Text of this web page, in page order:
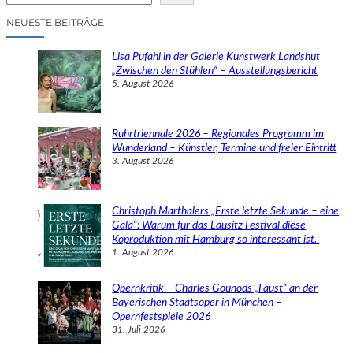
NEUESTE BEITRÄGE
Lisa Pufahl in der Galerie Kunstwerk Landshut
„Zwischen den Stühlen“ – Ausstellungsbericht
5. August 2026
Ruhrtriennale 2026 – Regionales Programm im
Wunderland – Künstler, Termine und freier Eintritt
3. August 2026
Christoph Marthalers „Erste letzte Sekunde – eine
Gala“: Warum für das Lausitz Festival diese
Koproduktion mit Hamburg so interessant ist.
1. August 2026
Opernkritik – Charles Gounods „Faust“ an der
Bayerischen Staatsoper in München –
Opernfestspiele 2026
31. Juli 2026